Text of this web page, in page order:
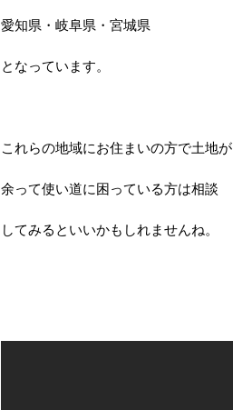
愛知県・岐阜県・宮城県
となっています。
これらの地域にお住まいの方で土地が
余って使い道に困っている方は相談
してみるといいかもしれませんね。